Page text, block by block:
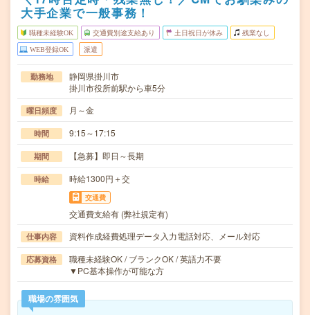
大手企業で一般事務！
職種未経験OK 交通費別途支給あり 土日祝日が休み 残業なし
WEB登録OK 派遣
勤務地
静岡県掛川市
掛川市役所前駅から車5分
曜日頻度 月～金
時間 9:15～17:15
期間 【急募】即日～長期
時給 時給1300円＋交
交通費
交通費支給有 (弊社規定有)
仕事内容 資料作成経費処理データ入力電話対応、メール対応
応募資格
職種未経験OK / ブランクOK / 英語力不要
▼PC基本操作が可能な方
職場の雰囲気